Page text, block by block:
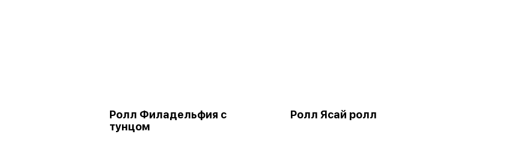
Ролл Филадельфия с
тунцом
Ролл Ясай ролл